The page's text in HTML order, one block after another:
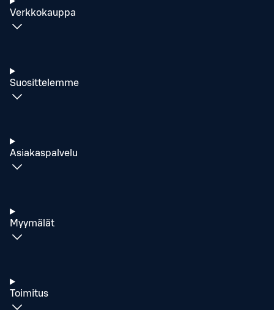
Verkkokauppa
Suosittelemme
Asiakaspalvelu
Myymälät
Toimitus